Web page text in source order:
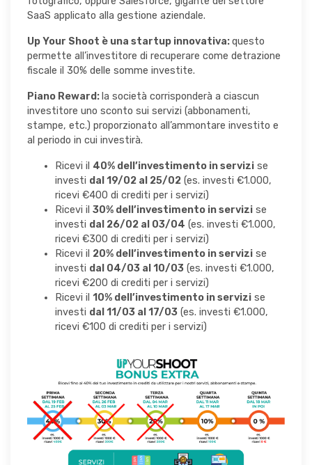
SaaS applicato alla gestione aziendale.
Up Your Shoot è una startup innovativa:questo
permette all’investitore di recuperare come detrazione
fiscale il 30% delle somme investite.
Piano Reward:la società corrisponderà a ciascun
investitore uno sconto sui servizi (abbonamenti,
stampe, etc.) proporzionato all’ammontare investito e
al periodo in cui investirà.
Ricevi il 40% dell’investimento in servizi se
investi dal 19/02 al 25/02 (es. investi €1.000,
ricevi €400 di crediti per i servizi)
Ricevi il 30% dell’investimento in servizi se
investi dal 26/02 al 03/04 (es. investi €1.000,
ricevi €300 di crediti per i servizi)
Ricevi il 20% dell’investimento in servizi se
investi dal 04/03 al 10/03 (es. investi €1.000,
ricevi €200 di crediti per i servizi)
Ricevi il 10% dell’investimento in servizi se
investi dal 11/03 al 17/03 (es. investi €1.000,
ricevi €100 di crediti per i servizi)